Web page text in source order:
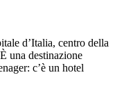
d’Italia, centro della
una destinazione
c’è un hotel